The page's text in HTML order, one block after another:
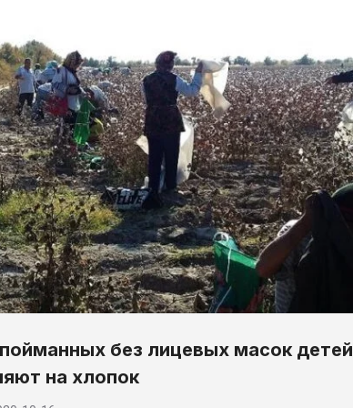
без лицевых масок детей
на хлопок